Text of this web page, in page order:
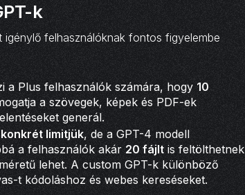
k
felhasználóknak fontos figyelembe
a Plus felhasználók számára, hogy 10
a szövegek, képek és PDF-ek
generál.
limitjük, de a GPT-4 modell
a felhasználók akár 20 fájlt is feltölthetnek
méretű lehet. A custom GPT-k különböző
t kódoláshoz és webes kereséseket.